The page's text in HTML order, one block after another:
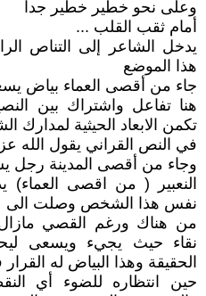
وعلى نحو خطير خطير جدا
أمام ثقب القلب ...
يدخل الشاعر إلى التناص
هذا الموضع
جاء من أقصى العماء بياض
هنا تفاعل واشتراك بين
تكمن الابعاد الحيثية لمدارك
في النص القراني يقول الله
وجاء من أقصى المدينة رجل
النعبير ( من اقصى
نفس هذا الشخص وصلت الى
من هناك ورغم القصي
نقاء حيث يجيء ويسعى
الحقيقة وهذا البياض له
حين انتظاره للضوء أي